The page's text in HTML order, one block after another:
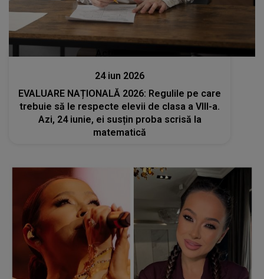
24 iun 2026
EVALUARE NAȚIONALĂ 2026: Regulile pe care
trebuie să le respecte elevii de clasa a VIII-a.
Azi, 24 iunie, ei susțin proba scrisă la
matematică